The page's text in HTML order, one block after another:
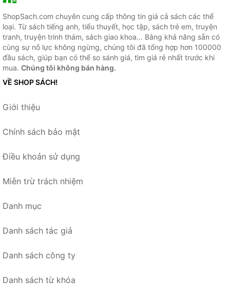
ShopSach.com chuyên cung cấp thông tin giá cả sách các thể
loại. Từ sách tiếng anh, tiểu thuyết, học tập, sách trẻ em, truyện
tranh, truyện trinh thám, sách giao khoa... Bằng khả năng sẵn có
cùng sự nỗ lực không ngừng, chúng tôi đã tổng hợp hơn 100000
đầu sách, giúp bạn có thể so sánh giá, tìm giá rẻ nhất trước khi
mua. Chúng tôi không bán hàng.
VỀ SHOP SÁCH!
Giới thiệu
Chính sách bảo mật
Điều khoản sử dụng
Miễn trừ trách nhiệm
Danh mục
Danh sách tác giả
Danh sách công ty
Danh sách từ khóa